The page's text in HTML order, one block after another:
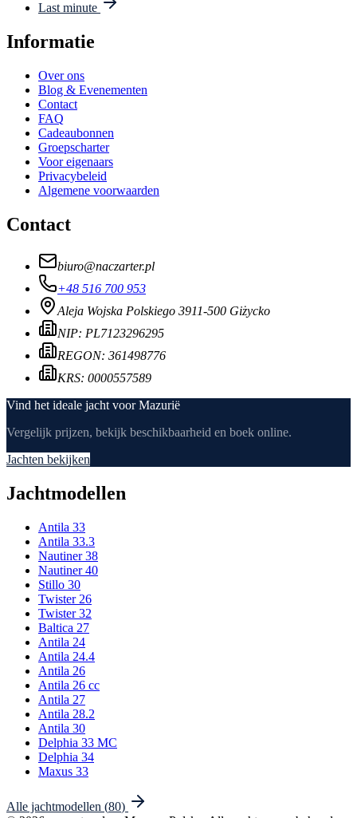
Last minute
Informatie
Over ons
Blog & Evenementen
Contact
FAQ
Cadeaubonnen
Groepscharter
Voor eigenaars
Privacybeleid
Algemene voorwaarden
Contact
biuro@naczarter.pl
+48 516 700 953
Aleja Wojska Polskiego 3911-500 Giżycko
NIP: PL7123296295
REGON: 361498776
KRS: 0000557589
Vind het ideale jacht voor Mazurië
Vergelijk prijzen, bekijk beschikbaarheid en boek online.
Jachten bekijken
Jachtmodellen
Antila 33
Antila 33.3
Nautiner 38
Nautiner 40
Stillo 30
Twister 26
Twister 32
Baltica 27
Antila 24
Antila 24.4
Antila 26
Antila 26 cc
Antila 27
Antila 28.2
Antila 30
Delphia 33 MC
Delphia 34
Maxus 33
Alle jachtmodellen (80)